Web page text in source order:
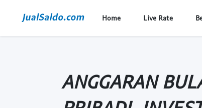
Home Live Rate
ANGGARAN